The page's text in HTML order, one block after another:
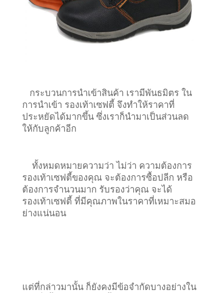
กระบวนการนำเข้าสินค้า เรามีพันธมิตร ใน
การนำเข้า รองเท้าเซฟตี้ จึงทำให้ราคาที่
ประหยัดได้มากขึ้น ซึ่งเราก็นำมาเป็นส่วนลด
ให้กับลูกค้าอีก
ทั้งหมดหมายความว่า ไม่ว่า ความต้องการ
รองเท้าเซฟตี้ของคุณ จะต้องการซื้อปลีก หรือ
ต้องการจำนวนมาก รับรองว่าคุณ จะได้
รองเท้าเซฟตี้ ที่มีคุณภาพในราคาที่เหมาะสมอ
ย่างแน่นอน
แต่ที่กล่าวมานั้น ก็ยังคงมีข้อจำกัดบางอย่างใน